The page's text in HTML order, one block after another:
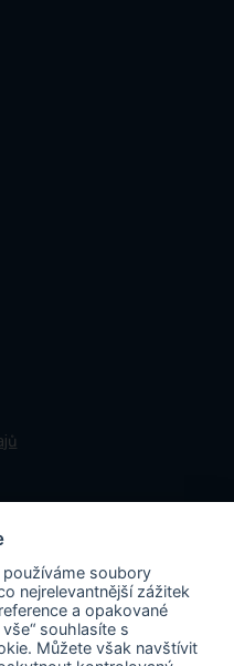
N&N.
Matosoft.
soubory
nejrelevantnější zážitek
a opakované
souhlasíte s
Můžete však navštívit